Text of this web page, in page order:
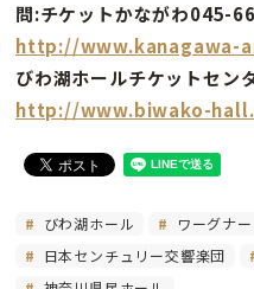
問:チケットかながわ045-
http://www.kanagawa-
びわ湖ホールチケットセ
http://www.biwako-
びわ湖ホール ワーグナー
日本センチュリー交響楽団